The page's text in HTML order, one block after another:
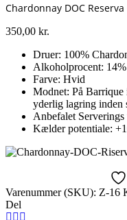
Chardonnay DOC Reserva
350,00 kr.
Druer: 100%
Alkoholprocent: 14%
Farve: Hvid
Modnet: På Barrique
yderlig lagring inden
Anbefalet
Kælder potentiale:
Varenummer (SKU): Z-16
Del